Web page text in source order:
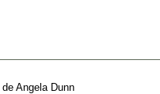
de Angela Dunn